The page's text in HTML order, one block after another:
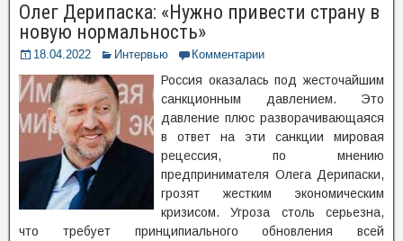
Олег Дерипаска: «Нужно привести страну в
новую нормальность»
18.04.2022 Интервью Комментарии
Россия оказалась под жесточайшим
санкционным давлением. Это
давление плюс разворачивающаяся
в ответ на эти санкции мировая
рецессия, по мнению
предпринимателя Олега Дерипаски,
грозят жестким экономическим
кризисом. Угроза столь серьезна,
что требует принципиального обновления всей